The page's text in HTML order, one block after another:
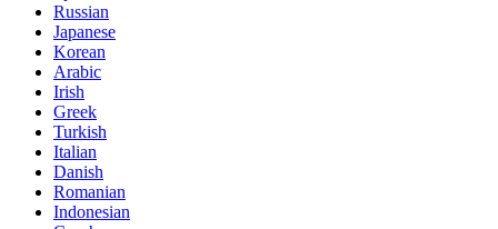
Russian
Japanese
Korean
Arabic
Irish
Greek
Turkish
Italian
Danish
Romanian
Indonesian